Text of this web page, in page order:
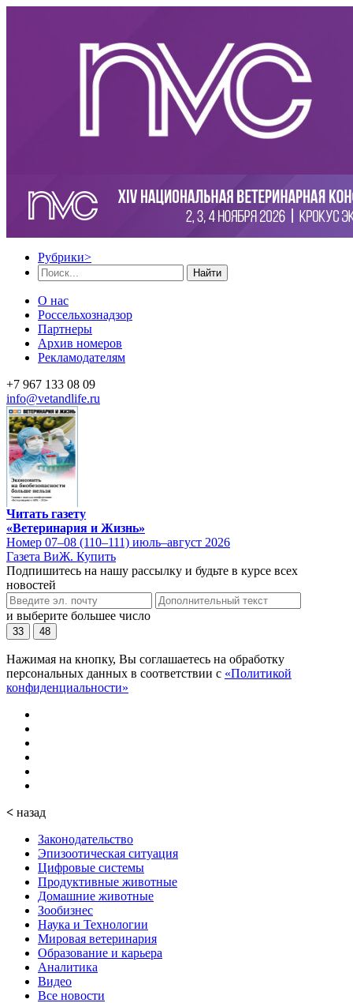
Рубрики>
Найти
О нас
Россельхознадзор
Партнеры
Архив номеров
Рекламодателям
+7 967 133 08 09
info@vetandlife.ru
Читать газету
«Ветеринария и Жизнь»
Номер 07–08 (110–111) июль–август 2026
Газета ВиЖ. Купить
Подпишитесь на нашу рассылку и будьте в курсе всех
новостей
и выберите большее число
33 48
Нажимая на кнопку, Вы соглашаетесь на обработку
персональных данных в соответствии с «Политикой
конфиденциальности»
< назад
Законодательство
Эпизоотическая ситуация
Цифровые системы
Продуктивные животные
Домашние животные
Зообизнес
Наука и Технологии
Мировая ветеринария
Образование и карьера
Аналитика
Видео
Все новости